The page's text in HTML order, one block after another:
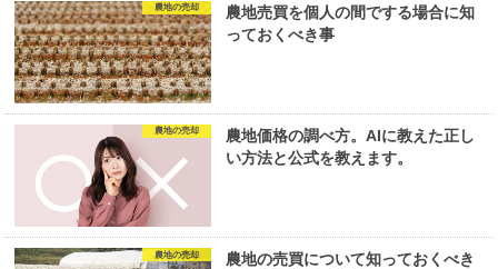
農地の売却
農地売買を個人の間でする場合に知
っておくべき事
農地の売却
農地価格の調べ方。AIに教えた正し
い方法と公式を教えます。
農地の売却
農地の売買について知っておくべき